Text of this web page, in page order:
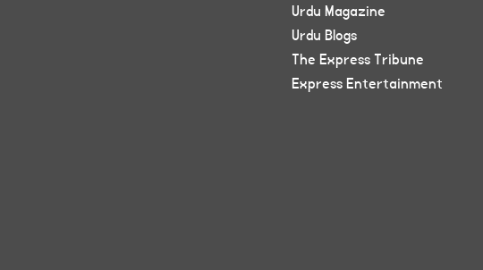
Urdu Magazine
Urdu Blogs
The Express Tribune
Express Entertainment